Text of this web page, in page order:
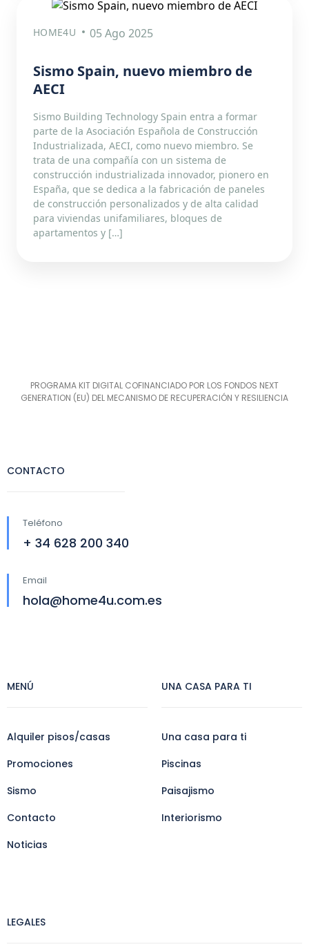
HOME4U 05 Ago 2025
Sismo Spain, nuevo miembro de
AECI
Sismo Building Technology Spain entra a formar
parte de la Asociación Española de Construcción
Industrializada, AECI, como nuevo miembro. Se
trata de una compañía con un sistema de
construcción industrializada innovador, pionero en
España, que se dedica a la fabricación de paneles
de construcción personalizados y de alta calidad
para viviendas unifamiliares, bloques de
apartamentos y […]
PROGRAMA KIT DIGITAL COFINANCIADO POR LOS FONDOS NEXT
GENERATION (EU) DEL MECANISMO DE RECUPERACIÓN Y RESILIENCIA
CONTACTO
Teléfono
+ 34 628 200 340
Email
hola@home4u.com.es
MENÚ
Alquiler pisos/casas
Promociones
Sismo
Contacto
Noticias
UNA CASA PARA TI
Una casa para ti
Piscinas
Paisajismo
Interiorismo
LEGALES